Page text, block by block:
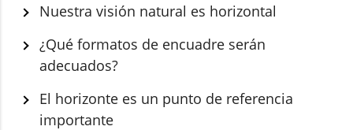
Nuestra visión natural es horizontal
¿Qué formatos de encuadre serán
adecuados?
El horizonte es un punto de referencia
importante